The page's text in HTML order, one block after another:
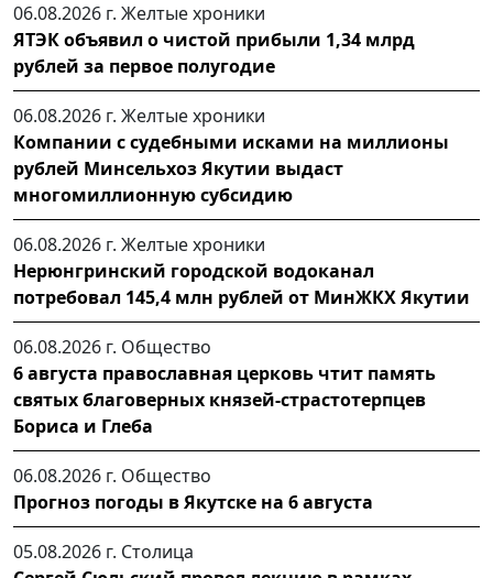
06.08.2026 г. Желтые хроники
ЯТЭК объявил о чистой прибыли 1,34 млрд
рублей за первое полугодие
06.08.2026 г. Желтые хроники
Компании с судебными исками на миллионы
рублей Минсельхоз Якутии выдаст
многомиллионную субсидию
06.08.2026 г. Желтые хроники
Нерюнгринский городской водоканал
потребовал 145,4 млн рублей от МинЖКХ Якутии
06.08.2026 г. Общество
6 августа православная церковь чтит память
святых благоверных князей-страстотерпцев
Бориса и Глеба
06.08.2026 г. Общество
Прогноз погоды в Якутске на 6 августа
05.08.2026 г. Столица